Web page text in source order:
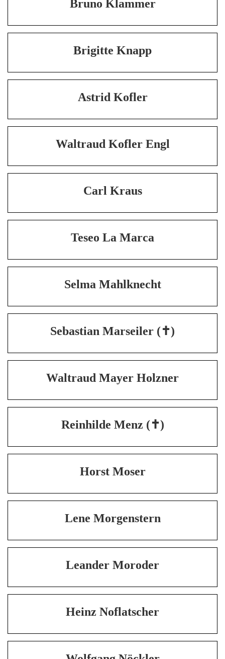
Bruno Klammer
Brigitte Knapp
Astrid Kofler
Waltraud Kofler Engl
Carl Kraus
Teseo La Marca
Selma Mahlknecht
Sebastian Marseiler (✝)
Waltraud Mayer Holzner
Reinhilde Menz (✝)
Horst Moser
Lene Morgenstern
Leander Moroder
Heinz Noflatscher